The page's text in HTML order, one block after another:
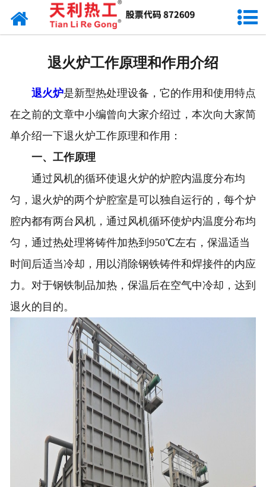
网站首页
退火炉工作原理和作用介绍
退火炉是新型热处理设备，它的作用和使用特点
在之前的文章中小编曾向大家介绍过，本次向大家简
单介绍一下退火炉工作原理和作用：
一、工作原理
通过风机的循环使退火炉的炉腔内温度分布均
匀，退火炉的两个炉腔室是可以独自运行的，每个炉
腔内都有两台风机，通过风机循环使炉内温度分布均
匀，通过热处理将铸件加热到950℃左右，保温适当
时间后适当冷却，用以消除钢铁铸件和焊接件的内应
力。对于钢铁制品加热，保温后在空气中冷却，达到
退火的目的。